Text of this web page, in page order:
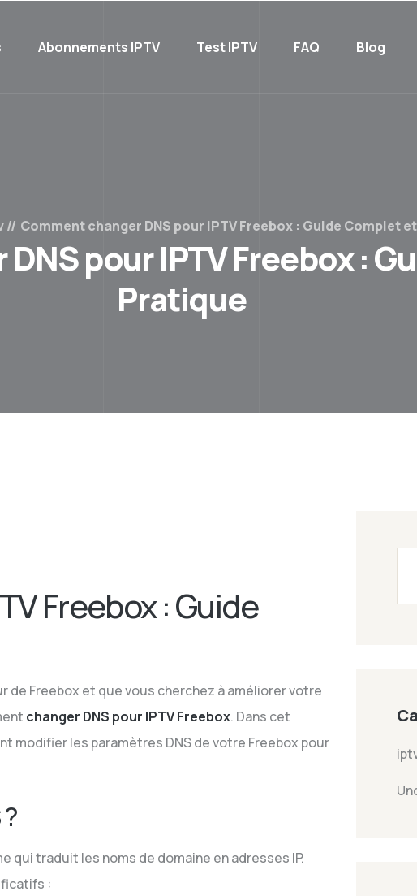
Abonnements IPTV Test IPTV FAQ Blog
Comment changer DNS pour IPTV Freebox : Guide Complet
pour IPTV Freebox :
Pratique
Freebox : Guide
de Freebox et que vous cherchez à améliorer votre
changer DNS pour IPTV Freebox. Dans cet
modifier les paramètres DNS de votre Freebox pour
qui traduit les noms de domaine en adresses IP.
: